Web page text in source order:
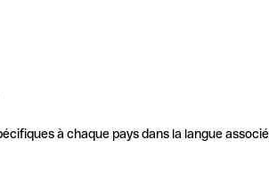
à chaque pays dans la langue